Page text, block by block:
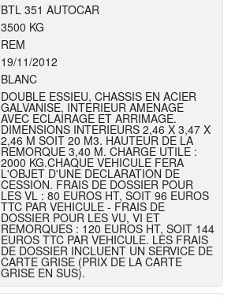
BTL 351 AUTOCAR
3500 KG
REM
19/11/2012
BLANC
DOUBLE ESSIEU, CHASSIS EN ACIER
GALVANISE, INTERIEUR AMENAGE
AVEC ECLAIRAGE ET ARRIMAGE.
DIMENSIONS INTERIEURS 2,46 X 3,47 X
2,46 M SOIT 20 M3. HAUTEUR DE LA
REMORQUE 3,40 M. CHARGE UTILE :
2000 KG.CHAQUE VEHICULE FERA
L'OBJET D'UNE DECLARATION DE
CESSION. FRAIS DE DOSSIER POUR
LES VL : 80 EUROS HT, SOIT 96 EUROS
TTC PAR VEHICULE - FRAIS DE
DOSSIER POUR LES VU, VI ET
REMORQUES : 120 EUROS HT, SOIT 144
EUROS TTC PAR VEHICULE. LES FRAIS
DE DOSSIER INCLUENT UN SERVICE DE
CARTE GRISE (PRIX DE LA CARTE
GRISE EN SUS).